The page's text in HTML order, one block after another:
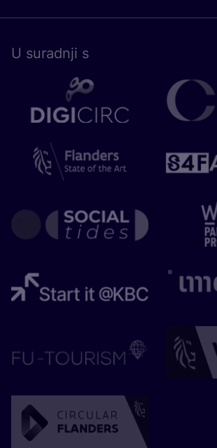
U surad­nji s